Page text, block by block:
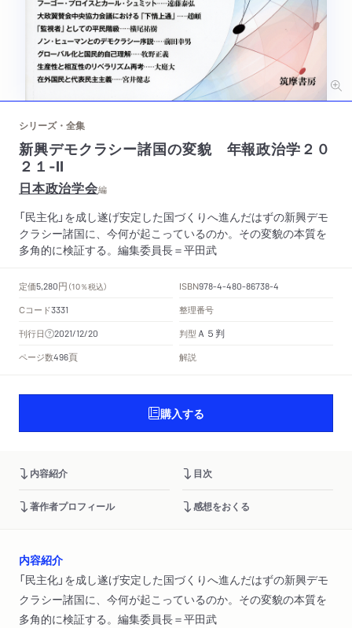
シリーズ・全集
新興デモクラシー諸国の変貌 年報政治学２０
２１‐Ⅱ
日本政治学会編
「民主化」を成し遂げ安定した国づくりへ進んだはずの新興デモ
クラシー諸国に、今何が起こっているのか。その変貌の本質を
多角的に検証する。編集委員長＝平田武
定価5,280円 （10％税込） ISBN978-4-480-86738-4
Cコード3331
整理番号
刊行日
2021/12/20 判型 Ａ５判
ページ数496頁 解説
購入する
内容紹介 目次
著作者プロフィール 感想をおくる
内容紹介
「民主化」を成し遂げ安定した国づくりへ進んだはずの新興デモ
クラシー諸国に、今何が起こっているのか。その変貌の本質を
多角的に検証する。編集委員長＝平田武